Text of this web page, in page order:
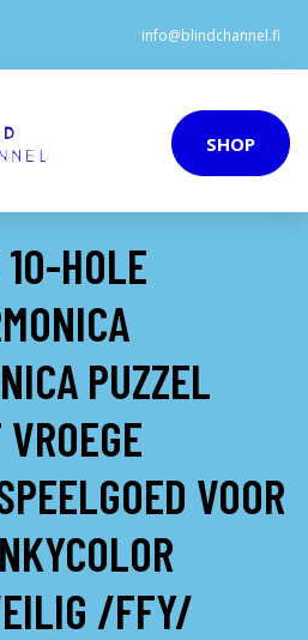
info@blindchannel.fi
SHOP
HOLE
PUZZEL
VOOR
/FFY/